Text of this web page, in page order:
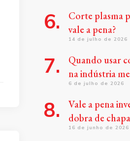
Corte plasma
vale a pena?
14 de julho de 2026
Quando usar
na indústria
6 de julho de 2026
Vale a pena
dobra de
16 de junho de 2026